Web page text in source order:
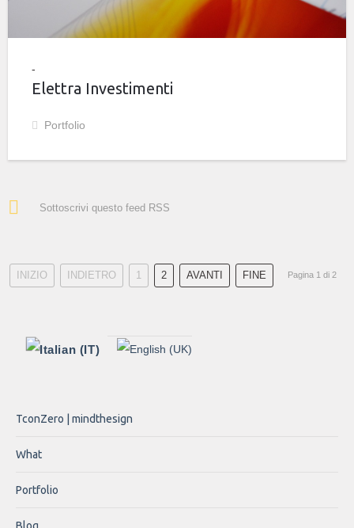
Elettra Investimenti
Portfolio
Sottoscrivi questo feed RSS
INIZIO INDIETRO 1 2 AVANTI FINE Pagina 1 di 2
TconZero | mindthesign
What
Portfolio